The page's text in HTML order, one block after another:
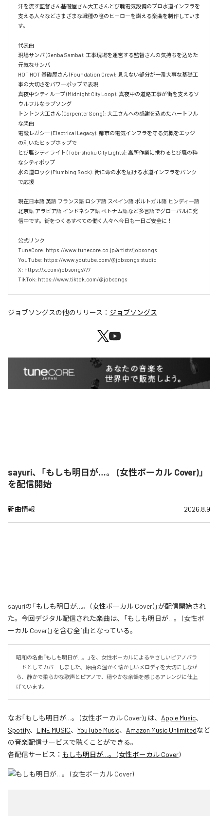
汗を流す監督さん基礎屋さん大工さんとび職電気設備のプロ水道インフラを
支える人々などさまざまな職種の陰のヒーローを讃える楽曲を制作していま
す。
代表曲
現場サンバ (Genba Samba): 工事現場を運営する監督さんの気持ちを込めた
元気なサンバ
HOT HOT 基礎屋さん (Foundation Crew): 見えない部分が一番大事な基礎工
事の大切さをパワーポップで表現
真夜中シティループ (Midnight City Loop): 真夜中の道路工事が街を支えるソ
ウルフルなラブソング
トントン大工さん (Carpenter Song): 大工さんへの感謝を込めたハートフル
な楽曲
電設レガシー (Electrical Legacy): 都市の電気インフラを守る気概をエッジ
の利いたヒップホップで
とび職シティライト (Tobi-shoku City Lights): 高所作業に携わるとび職の粋
なシティポップ
水の道ロック (Plumbing Rock): 街に命の水を届ける水道インフラをパンク
で応援
現在日本語 英語 フランス語 ロシア語 スペイン語 ポルトガル語 ヒンディー語
北京語 アラビア語 インドネシア語 ベトナム語など多言語でグローバルに発
信中です。街をつくるすべての働く人々へ今日も一日ご安全に！
公式リンク
TuneCore: https://www.tunecore.co.jp/artists/jobsongs
YouTube: https://www.youtube.com/@jobsongs.studio
X: https://x.com/jobsongs777
TikTok: https://www.tiktok.com/@jobsongs
ジョブソングスの他のリリース： ジョブソングス
sayuri、「もしも明日が…。 (女性ボーカル Cover)」
を配信開始
新曲情報 2026.8.9
sayuriの「もしも明日が…。 (女性ボーカル Cover)」が配信開始され
た。今回デジタル配信された楽曲は、「もしも明日が…。 (女性ボ
ーカル Cover)」を含む全1曲となっている。
昭和の名曲「もしも明日が…。」を、女性ボーカルによるやさしいピアノバラ
ードとしてカバーしました。原曲の温かく懐かしいメロディを大切にしなが
ら、静かで柔らかな歌声とピアノで、穏やかな余韻を感じるアレンジに仕上
げています。
なお「もしも明日が…。 (女性ボーカル Cover)」は、 Apple Music、
Spotify、 LINE MUSIC、 YouTube Music、 Amazon Music Unlimitedなど
の音楽配信サービスで聴くことができる。
各配信サービス： もしも明日が…。 (女性ボーカル Cover)